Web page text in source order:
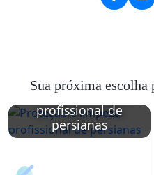
Sua próxima escolha
Proteção e limpeza
profissional de
persianas